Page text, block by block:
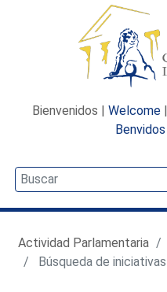
Bienvenidos | Welcome |
Benvidos
Actividad Parlamentaria
Búsqueda de iniciativas